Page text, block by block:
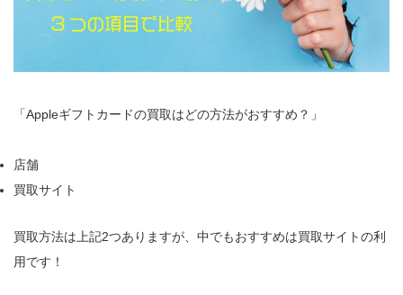
「Appleギフトカードの買取はどの方法がおすすめ？」
店舗
買取サイト
買取方法は上記2つありますが、中でもおすすめは買取サイトの利
用です！